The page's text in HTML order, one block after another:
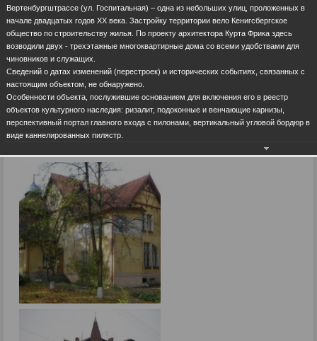
Вертенбургштрассе (ул. Госпитальная) – одна из небольших улиц, проложенных в
начале двадцатых годов ХХ века. Застройку территории вело Кенигсбергское
общество по строительству жилья. По проекту архитектора Курта Фрика здесь
возводили двух - трехэтажные многоквартирные дома со всеми удобствами для
чиновников и служащих.
Сведений о датах изменений (перестроек) и исторических событиях, связанных с
настоящим объектом, не обнаружено.
Особенности объекта, послужившие основанием для включения его в реестр
объектов культурного наследия: ризалит, подоконные и венчающие карнизы,
перспективный портал главного входа с пилонами, вертикальный угловой бордюр в
виде каннелированных пилястр.